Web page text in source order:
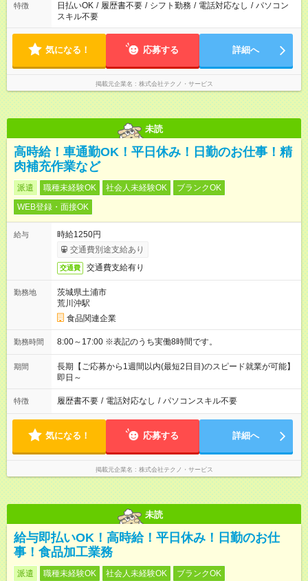
特徴 日払いOK / 履歴書不要 / シフト勤務 / 電話対応なし / パソコン
スキル不要
気になる！ 応募する 詳細へ
掲載元企業名 株式会社テクノ・サービス
未読
高時給！車通勤OK！平日休み！日勤のお仕事！精
肉補充作業など
派遣 職種未経験OK 社会人未経験OK
ブランクOK
WEB登録・面接OK
給与
時給1250円
交通費別途支給あり
交通費 交通費支給有り
勤務地
茨城県土浦市
荒川沖駅
食品関連企業
勤務時間 8:00～17:00 ※表記のうち実働8時間です。
期間
長期【ご応募から1週間以内(最短2日目)のスピード就業が可能】
即日～
特徴 履歴書不要 / 電話対応なし / パソコンスキル不要
気になる！ 応募する 詳細へ
掲載元企業名 株式会社テクノ・サービス
未読
給与即払いOK！高時給！平日休み！日勤のお仕
事！食品加工業務
派遣 職種未経験OK 社会人未経験OK
ブランクOK